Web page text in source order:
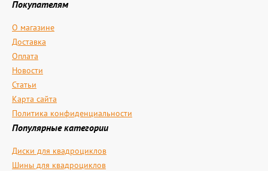
Покупателям
О магазине
Доставка
Оплата
Новости
Статьи
Карта сайта
Политика конфиденциальности
Популярные категории
Диски для квадроциклов
Шины для квадроциклов